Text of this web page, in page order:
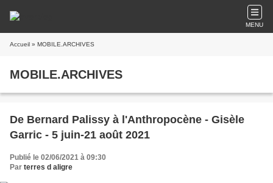
MENU
Accueil » MOBILE.ARCHIVES
MOBILE.ARCHIVES
De Bernard Palissy à l'Anthropocène - Gisèle
Garric - 5 juin-21 août 2021
Publié le 02/06/2021 à 09:30
Par terres d aligre